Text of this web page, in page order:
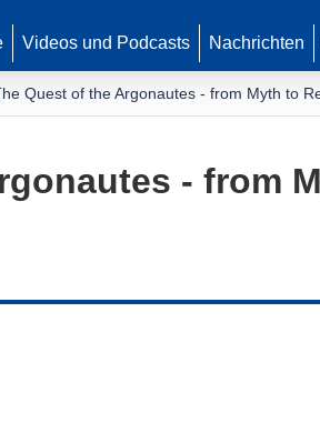
Videos und Podcasts Nachrichten
Quest of the Argonautes - from Myth to
- from